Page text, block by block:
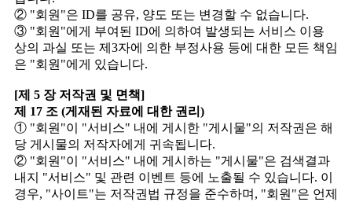
② "회원"은 ID를 공유, 양도 또는 변경할 수 없습니다.
③ "회원"에게 부여된 ID에 의하여 발생되는 서비스 이용
상의 과실 또는 제3자에 의한 부정사용 등에 대한 모든 책임
은 "회원"에게 있습니다.
[제 5 장 저작권 및 면책]
제 17 조 (게재된 자료에 대한 권리)
① "회원"이 "서비스" 내에 게시한 "게시물"의 저작권은 해
당 게시물의 저작자에게 귀속됩니다.
② "회원"이 "서비스" 내에 게시하는 "게시물"은 검색결과
내지 "서비스" 및 관련 이벤트 등에 노출될 수 있습니다. 이
경우, "사이트"는 저작권법 규정을 준수하며, "회원"은 언제